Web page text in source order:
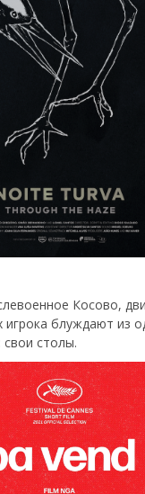
Косово,
игрока блуждают из
столы.